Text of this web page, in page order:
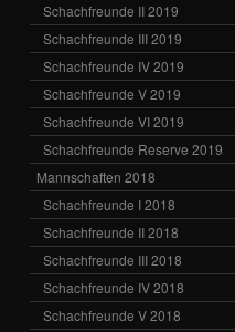
Schachfreunde II 2019
Schachfreunde III 2019
Schachfreunde IV 2019
Schachfreunde V 2019
Schachfreunde VI 2019
Schachfreunde Reserve 2019
Mannschaften 2018
Schachfreunde I 2018
Schachfreunde II 2018
Schachfreunde III 2018
Schachfreunde IV 2018
Schachfreunde V 2018